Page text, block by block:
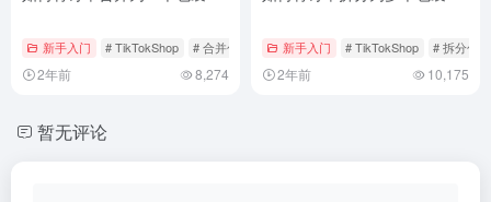
新手入门 # TikTokShop # 合并包裹 # 合并订单
2年前 8,274
新手入门 # TikTokShop # 拆分包裹
2年前 10,175
暂无评论